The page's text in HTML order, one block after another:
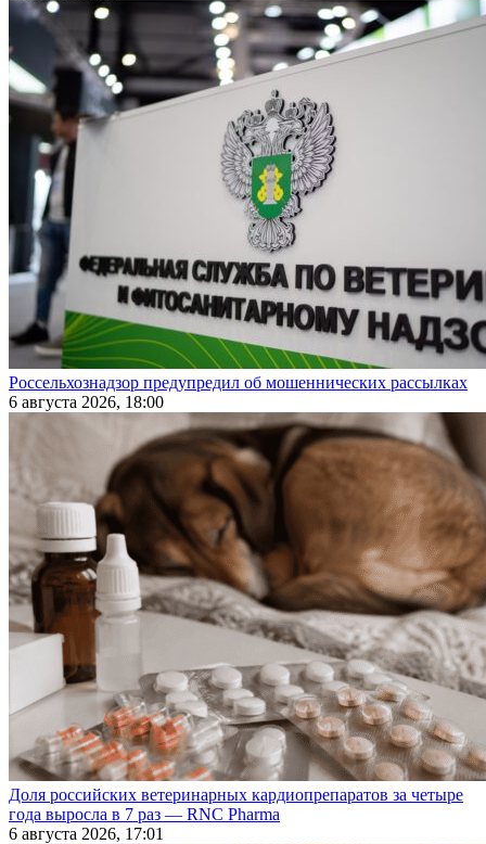
Россельхознадзор предупредил об мошеннических рассылках
6 августа 2026, 18:00
Доля российских ветеринарных кардиопрепаратов за четыре
года выросла в 7 раз — RNC Pharma
6 августа 2026, 17:01